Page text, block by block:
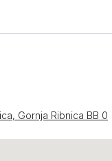
Gornja Ribnica BB 0